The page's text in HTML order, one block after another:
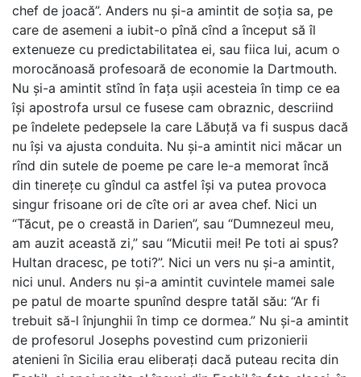
chef de joacă”. Anders nu și-a amintit de soția sa, pe
care de asemeni a iubit-o pînă cînd a început să îl
extenueze cu predictabilitatea ei, sau fiica lui, acum o
morocănoasă profesoară de economie la Dartmouth.
Nu și-a amintit stînd în fața ușii acesteia în timp ce ea
își apostrofa ursul ce fusese cam obraznic, descriind
pe îndelete pedepsele la care Lăbuță va fi suspus dacă
nu își va ajusta conduita. Nu și-a amintit nici măcar un
rînd din sutele de poeme pe care le-a memorat încă
din tinerețe cu gîndul ca astfel își va putea provoca
singur frisoane ori de cîte ori ar avea chef. Nici un
“Tăcut, pe o creastă in Darien”, sau “Dumnezeul meu,
am auzit această zi,” sau “Micutii mei! Pe toti ai spus?
Hultan dracesc, pe toti?”. Nici un vers nu și-a amintit,
nici unul. Anders nu și-a amintit cuvintele mamei sale
pe patul de moarte spunînd despre tatăl său: “Ar fi
trebuit să-l înjunghii în timp ce dormea.” Nu și-a amintit
de profesorul Josephs povestind cum prizonierii
atenieni în Sicilia erau eliberați dacă puteau recita din